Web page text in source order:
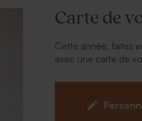
Carte de
Cette année, faites
avec une carte de
facilement votre
pour leur faire
Avec cemarque-